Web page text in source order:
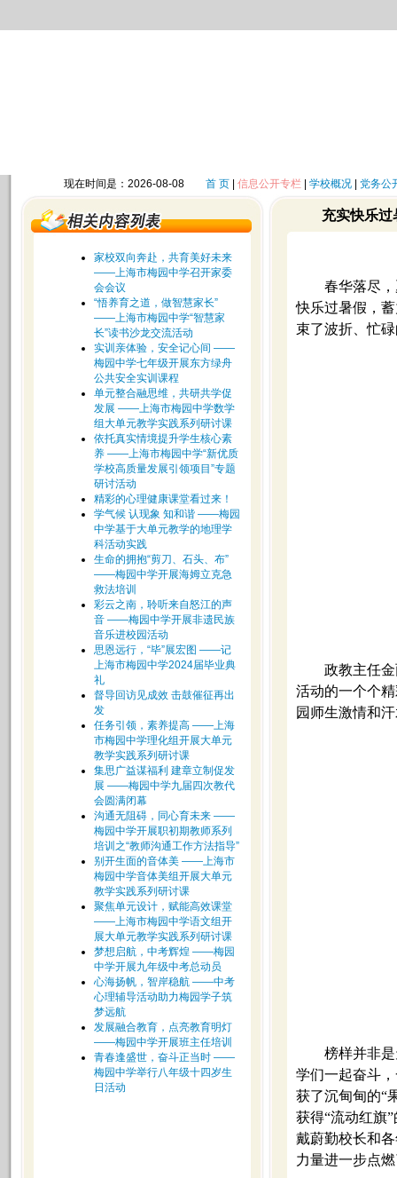
现在时间是：2026-08-08 首 页| 信息公开专栏| 学校概况| 党务公
家校双向奔赴，共育美好未来
——上海市梅园中学召开家委
会会议
“悟养育之道，做智慧家长”
——上海市梅园中学“智慧家
长”读书沙龙交流活动
实训亲体验，安全记心间 ——
梅园中学七年级开展东方绿舟
公共安全实训课程
单元整合融思维，共研共学促
发展 ——上海市梅园中学数学
组大单元教学实践系列研讨课
依托真实情境提升学生核心素
养 ——上海市梅园中学“新优质
学校高质量发展引领项目”专题
研讨活动
精彩的心理健康课堂看过来！
学气候 认现象 知和谐 ——梅园
中学基于大单元教学的地理学
科活动实践
生命的拥抱“剪刀、石头、布”
——梅园中学开展海姆立克急
救法培训
彩云之南，聆听来自怒江的声
音 ——梅园中学开展非遗民族
音乐进校园活动
思恩远行，“毕”展宏图 ——记
上海市梅园中学2024届毕业典
礼
督导回访见成效 击鼓催征再出
发
任务引领，素养提高 ——上海
市梅园中学理化组开展大单元
教学实践系列研讨课
集思广益谋福利 建章立制促发
展 ——梅园中学九届四次教代
会圆满闭幕
沟通无阻碍，同心育未来 ——
梅园中学开展职初期教师系列
培训之“教师沟通工作方法指导”
别开生面的音体美 ——上海市
梅园中学音体美组开展大单元
教学实践系列研讨课
聚焦单元设计，赋能高效课堂
——上海市梅园中学语文组开
展大单元教学实践系列研讨课
梦想启航，中考辉煌 ——梅园
中学开展九年级中考总动员
心海扬帆，智岸稳航 ——中考
心理辅导活动助力梅园学子筑
梦远航
发展融合教育，点亮教育明灯
——梅园中学开展班主任培训
青春逢盛世，奋斗正当时 ——
梅园中学举行八年级十四岁生
日活动
充实快乐
春华落尽
快乐过暑假，
束了波折、忙
政教主任
活动的一个个
园师生激情和
榜样并非
学们一起奋斗
获了沉甸甸的“
获得“流动红旗
戴蔚勤校长和
力量进一步点